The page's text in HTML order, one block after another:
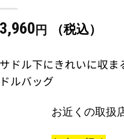
3,960 円 （税込）
サドル下にきれいに収
ドルバッグ
お近くの取扱